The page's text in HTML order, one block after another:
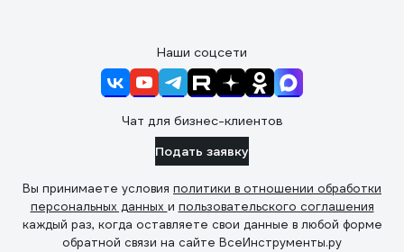
Наши соцсети
Чат для бизнес-клиентов
Подать заявку
Вы принимаете условия политики в отношении обработки
персональных данных и пользовательского соглашения
каждый раз, когда оставляете свои данные в любой форме
обратной связи на сайте ВсеИнструменты.ру